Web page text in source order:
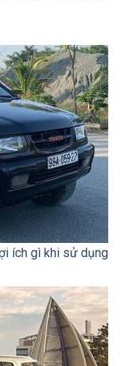
ích gì khi sử dụng